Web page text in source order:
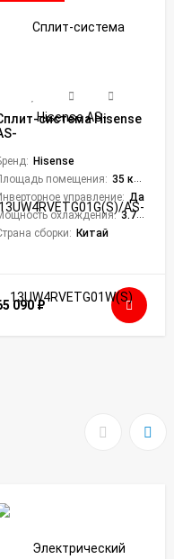
IN
OUT
система Hisense
Crystal Super DC
Hisense
помещения: 35 кв. м.
управление: Да
охлаждения: 3.75 кВт
сборки: Китай
090₽